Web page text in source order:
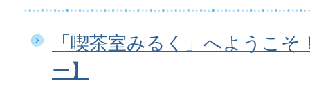
「喫茶室みるく」へようこ
ー】